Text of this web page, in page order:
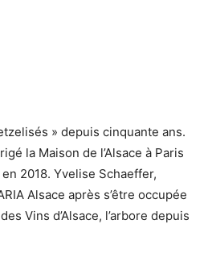
» depuis cinquante ans.
la Maison de l’Alsace à Paris
2018. Yvelise Schaeffer,
Alsace après s’être occupée
Vins d’Alsace, l’arbore depuis